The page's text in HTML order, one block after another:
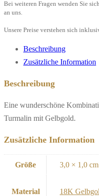
Bei weiteren Fragen wenden Sie
an uns.
Unsere Preise verstehen sich
Beschreibung
Zusätzliche Information
Beschreibung
Eine wunderschöne
Turmalin mit Gelbgold.
Zusätzliche Information
Größe 3,0 × 1,0 cm
Material 18K